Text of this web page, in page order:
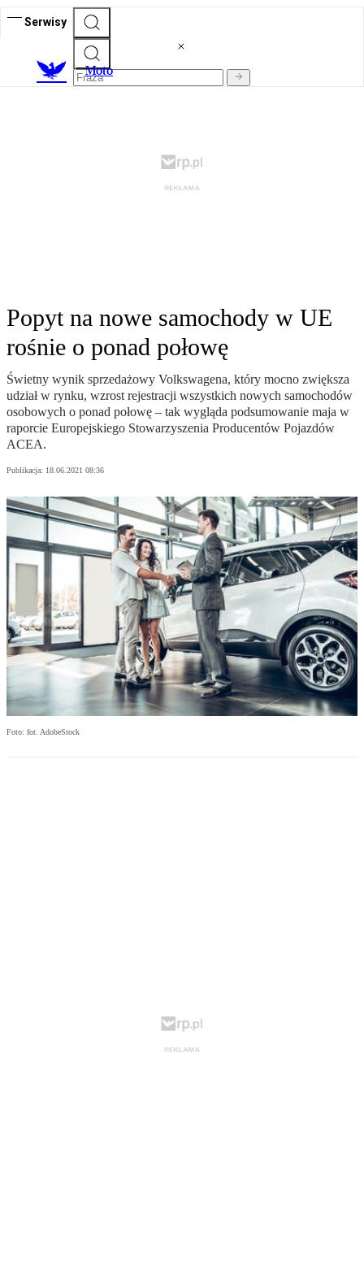
Serwisy
Moto
Popyt na nowe samochody w UE
rośnie o ponad połowę
Świetny wynik sprzedażowy Volkswagena, który mocno zwiększa
udział w rynku, wzrost rejestracji wszystkich nowych samochodów
osobowych o ponad połowę – tak wygląda podsumowanie maja w
raporcie Europejskiego Stowarzyszenia Producentów Pojazdów
ACEA.
Publikacja: 18.06.2021 08:36
Foto: fot. AdobeStock